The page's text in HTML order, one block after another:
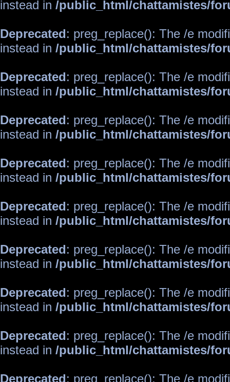
instead in /public_html/chattamistes/
Deprecated: preg_replace(): The /e
instead in /public_html/chattamistes/
Deprecated: preg_replace(): The /e
instead in /public_html/chattamistes/
Deprecated: preg_replace(): The /e
instead in /public_html/chattamistes/
Deprecated: preg_replace(): The /e
instead in /public_html/chattamistes/
Deprecated: preg_replace(): The /e
instead in /public_html/chattamistes/
Deprecated: preg_replace(): The /e
instead in /public_html/chattamistes/
Deprecated: preg_replace(): The /e
instead in /public_html/chattamistes/
Deprecated: preg_replace(): The /e
instead in /public_html/chattamistes/
Deprecated: preg_replace(): The /e